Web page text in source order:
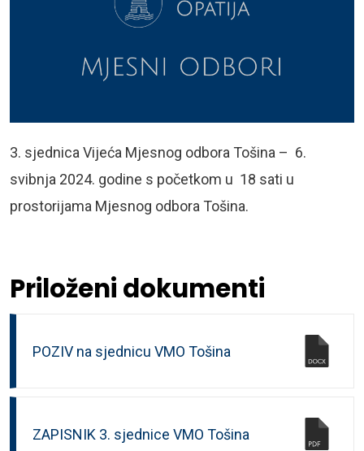
3. sjednica Vijeća Mjesnog odbora Tošina – 6.
svibnja 2024. godine s početkom u 18 sati u
prostorijama Mjesnog odbora Tošina.
Priloženi dokumenti
POZIV na sjednicu VMO Tošina
ZAPISNIK 3. sjednice VMO Tošina